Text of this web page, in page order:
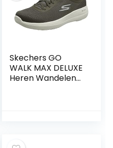
Skechers GO
WALK MAX DELUXE
Heren Wandelen